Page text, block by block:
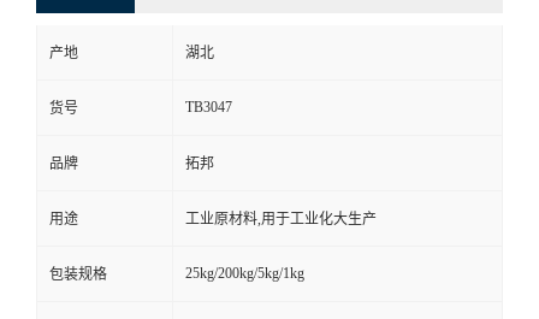
产地 湖北
货号 TB3047
品牌 拓邦
用途 工业原材料,用于工业化大生产
包装规格 25kg/200kg/5kg/1kg